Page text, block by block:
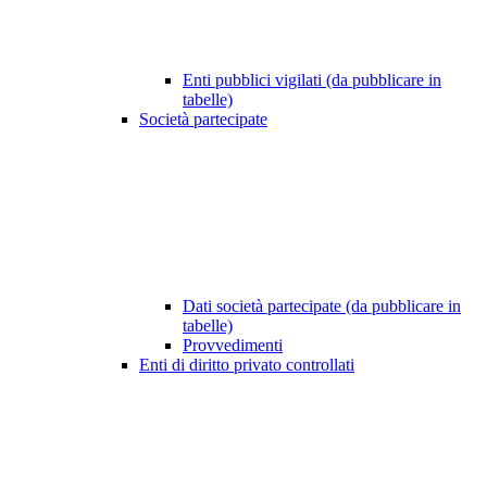
Enti pubblici vigilati (da pubblicare in
tabelle)
Società partecipate
Dati società partecipate (da pubblicare in
tabelle)
Provvedimenti
Enti di diritto privato controllati